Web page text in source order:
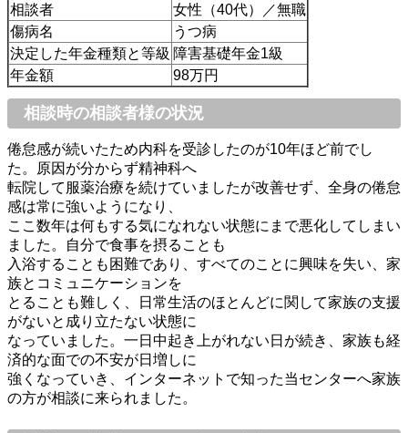
相談者
女性（40代）／無職
傷病名
うつ病
決定した年金種類と等級 障害基礎年金1級
年金額
98万円
相談時の相談者様の状況
倦怠感が続いたため内科を受診したのが10年ほど前でし
た。原因が分からず精神科へ
転院して服薬治療を続けていましたが改善せず、全身の倦怠
感は常に強いようになり、
ここ数年は何もする気になれない状態にまで悪化してしまい
ました。自分で食事を摂ることも
入浴することも困難であり、すべてのことに興味を失い、家
族とコミュニケーションを
とることも難しく、日常生活のほとんどに関して家族の支援
がないと成り立たない状態に
なっていました。一日中起き上がれない日が続き、家族も経
済的な面での不安が日増しに
強くなっていき、インターネットで知った当センターへ家族
の方が相談に来られました。